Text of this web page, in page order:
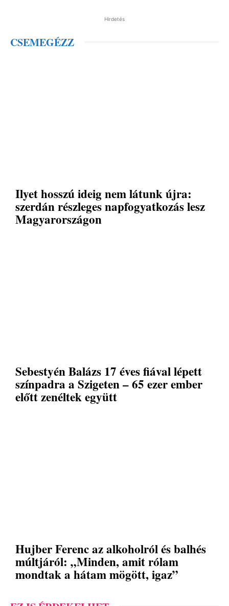
Hirdetés
CSEMEGÉZZ
Ilyet hosszú ideig nem látunk újra:
szerdán részleges napfogyatkozás lesz
Magyarországon
Sebestyén Balázs 17 éves fiával lépett
színpadra a Szigeten – 65 ezer ember
előtt zenéltek együtt
Hujber Ferenc az alkoholról és balhés
múltjáról: „Minden, amit rólam
mondtak a hátam mögött, igaz”